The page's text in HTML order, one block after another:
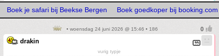
Boek je safari bij Beekse Bergen Boek goedkoper bij booking.com
• woensdag 24 juni 2026 @ 15:46 • 186
drakin
vurig typje